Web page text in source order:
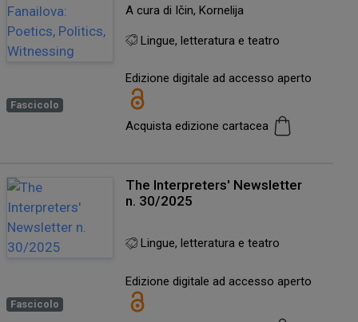
Fascicolo
A cura di Ičin, Kornelija
Lingue, letteratura e teatro
Edizione digitale ad accesso aperto
Acquista edizione cartacea
Fascicolo
The Interpreters' Newsletter
n. 30/2025
Lingue, letteratura e teatro
Edizione digitale ad accesso aperto